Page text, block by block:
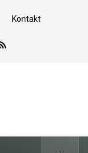
Kontakt